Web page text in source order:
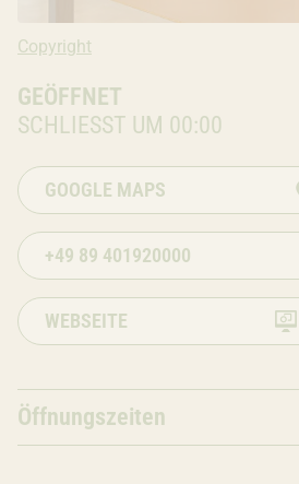
Copyright: Ivana Bilz, 2019
Copyright
GEÖFFNET
SCHLIESST UM 00:00
GOOGLE MAPS
+49 89 401920000
WEBSEITE
Öffnungszeiten